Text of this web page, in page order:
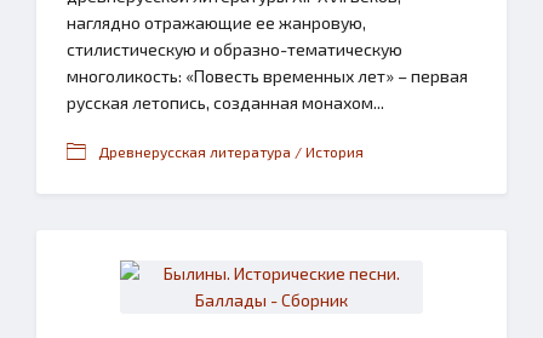
наглядно отражающие ее жанровую,
стилистическую и образно-тематическую
многоликость: «Повесть временных лет» – первая
русская летопись, созданная монахом...
Древнерусская литература / История